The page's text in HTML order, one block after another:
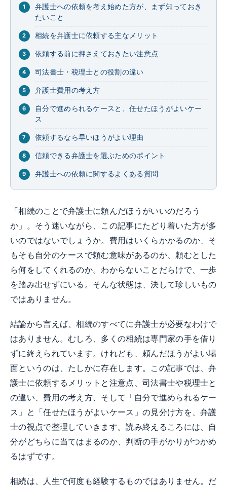
弁護士への依頼を考え始めた方が、まず知っておき
たいこと
相続を弁護士に依頼する主なメリット
依頼する前に押さえておきたい注意点
司法書士・税理士との役割の違い
弁護士費用の考え方
自分で進められるケースと、任せたほうがよいケー
ス
依頼するなら早いほうがよい理由
信頼できる弁護士を選ぶためのポイント
弁護士への依頼に関するよくある質問
「相続のことで弁護士に頼んだほうがいいのだろう
か」。そう迷いながら、この記事にたどり着いた方が多
いのではないでしょうか。費用はいくらかかるのか、そ
もそも自分のケースで頼む意味があるのか、頼むとした
ら何をしてくれるのか。わからないことだらけで、一歩
を踏み出せずにいる。そんな状態は、決して珍しいもの
ではありません。
結論から言えば、相続のすべてに弁護士が必要なわけで
はありません。むしろ、多くの相続は専門家の手を借り
ずに終えられています。けれども、頼んだほうがよい場
面というのは、たしかに存在します。この記事では、弁
護士に依頼するメリットと注意点、司法書士や税理士と
の違い、費用の考え方、そして「自分で進められるケー
ス」と「任せたほうがよいケース」の見分け方を、弁護
士の視点で整理していきます。読み終えるころには、自
分がどちらに当てはまるのか、判断の手がかりがつかめ
るはずです。
相続は、人生で何度も経験するものではありません。だ